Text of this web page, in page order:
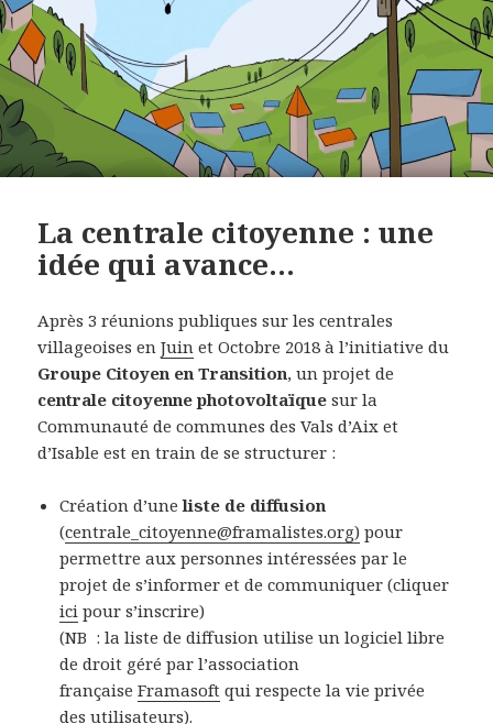
La centrale citoyenne : une
idée qui avance…
Après 3 réunions publiques sur les centrales
villageoises enJuin et Octobre 2018 à l’initiative du
Groupe Citoyen en Transition, un projet de
centrale citoyenne photovoltaïque sur la
Communauté de communes des Vals d’Aix et
d’Isable est en train de se structurer :
Création d’uneliste de diffusion
(centrale_citoyenne@framalistes.org) pour
permettre aux personnes intéressées par le
projet de s’informer et de communiquer (cliquer
ici pour s’inscrire)
(NB : la liste de diffusion utilise un logiciel libre
de droit géré par l’association
françaiseFramasoft qui respecte la vie privée
des utilisateurs).